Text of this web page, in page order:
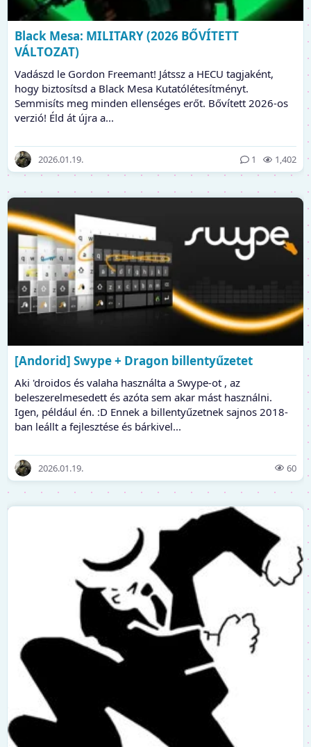
Black Mesa: MILITARY (2026 BŐVÍTETT
VÁLTOZAT)
Vadászd le Gordon Freemant! Játssz a HECU tagjaként,
hogy biztosítsd a Black Mesa Kutatólétesítményt.
Semmisíts meg minden ellenséges erőt. Bővített 2026-os
verzió! Éld át újra a...
2026.01.19. 1 1,402
[Andorid] Swype + Dragon billentyűzetet
Aki 'droidos és valaha használta a Swype-ot , az
beleszerelmesedett és azóta sem akar mást használni.
Igen, például én. :D Ennek a billentyűzetnek sajnos 2018-
ban leállt a fejlesztése és bárkivel...
2026.01.19. 60